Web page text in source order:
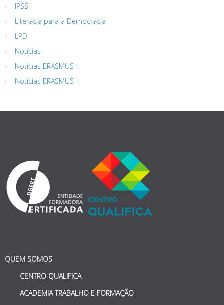
IPSS
Literacia para a Democracia
LPD
Notícias
Notícias ERASMUS+
Notícias ERASMUS+
QUEM SOMOS
CENTRO QUALIFICA
ACADEMIA TRABALHO E FORMAÇÃO